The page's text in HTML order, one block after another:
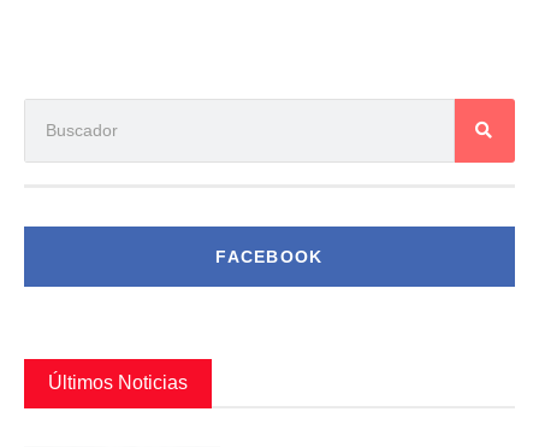
FACEBOOK
Últimos Noticias